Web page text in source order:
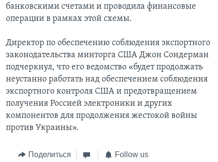
банковскими счетами и проводила финансовые
операции в рамках этой схемы.
Директор по обеспечению соблюдения экспортного
законодательства минторга США Джон Сондерман
подчеркнул, что его ведомство «будет продолжать
неустанно работать над обеспечением соблюдения
экспортного контроля США и предотвращением
получения Россией электроники и других
компонентов для продолжения жестокой войны
против Украины».
Поделиться Follow us